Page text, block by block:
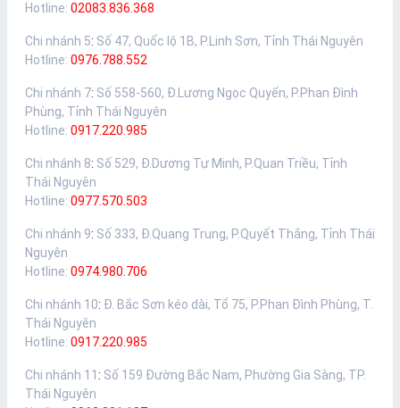
Hotline: 02083.836.368
Chi nhánh 5: Số 47, Quốc lộ 1B, P.Linh Sơn, Tỉnh Thái Nguyên
Hotline: 0976.788.552
Chi nhánh 7: Số 558-560, Đ.Lương Ngọc Quyến, P.Phan Đình
Phùng, Tỉnh Thái Nguyên
Hotline: 0917.220.985
Chi nhánh 8: Số 529, Đ.Dương Tự Minh, P.Quan Triều, Tỉnh
Thái Nguyên
Hotline: 0977.570.503
Chi nhánh 9: Số 333, Đ.Quang Trung, P.Quyết Thắng, Tỉnh Thái
Nguyên
Hotline: 0974.980.706
Chi nhánh 10: Đ. Bắc Sơn kéo dài, Tổ 75, P.Phan Đình Phùng, T.
Thái Nguyên
Hotline: 0917.220.985
Chi nhánh 11 : Số 159 Đường Bắc Nam, Phường Gia Sàng, TP.
Thái Nguyên